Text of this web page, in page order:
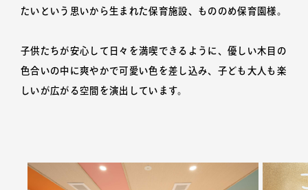
たいという思いから生まれた保育施設、もののめ保育園様。
子供たちが安心して日々を満喫できるように、優しい木目の
色合いの中に爽やかで可愛い色を差し込み、子ども大人も楽
しいが広がる空間を演出しています。